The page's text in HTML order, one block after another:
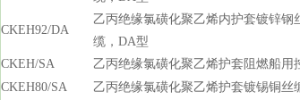
CKEH92/DA
乙丙绝缘氯磺化聚乙烯内护套镀锌
缆，DA型
CKEH/SA
乙丙绝缘氯磺化聚乙烯护套阻燃船用
CKEH80/SA
乙丙绝缘氯磺化聚乙烯护套镀锡铜丝